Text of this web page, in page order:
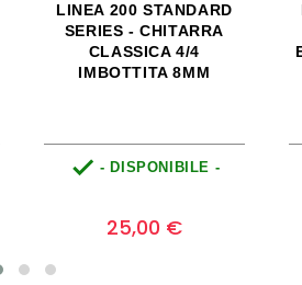
LINEA 200 STANDARD
SERIES - CHITARRA
CLASSICA 4/4
IMBOTTITA 8MM
 - DISPONIBILE -
25,00 €